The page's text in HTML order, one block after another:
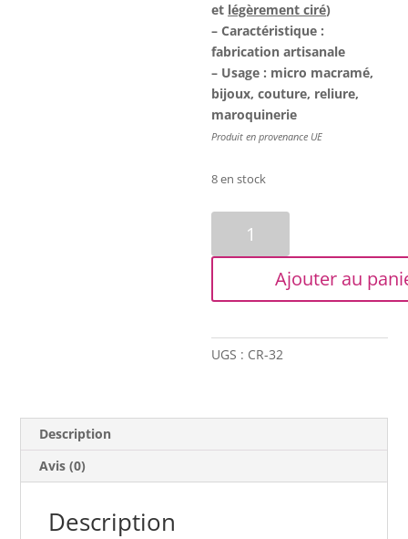
et légèrement ciré)
– Caractéristique :
fabrication artisanale
– Usage : micro macramé,
bijoux, couture, reliure,
maroquinerie
Produit en provenance UE
8 en stock
Fil
coton
-
Ajouter au
UGS : CR-32
Description
Avis (0)
Description